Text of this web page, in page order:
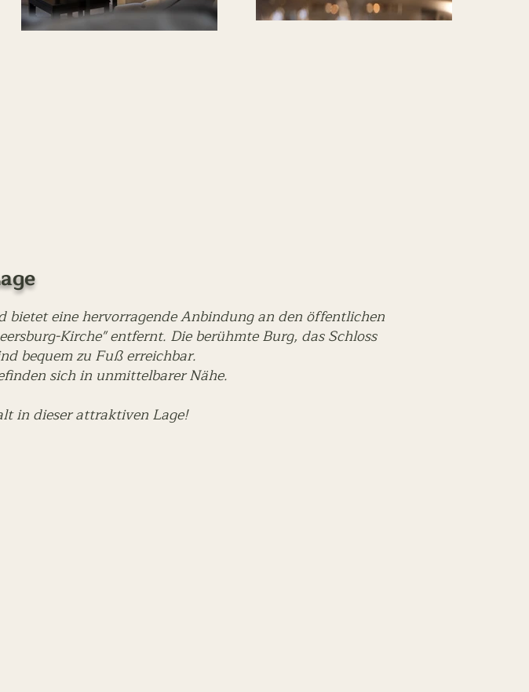
eine hervorragende Anbindung an den öffentlichen
Kirche" entfernt. Die berühmte Burg, das Schloss
bequem zu Fuß erreichbar.
sich in unmittelbarer Nähe.
in dieser attraktiven Lage!